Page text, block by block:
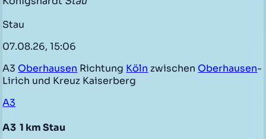
Stau
07.08.26, 15:06
A3 Oberhausen Richtung Köln zwischen Oberhausen-
Lirich und Kreuz Kaiserberg
A3
A3 1 km Stau